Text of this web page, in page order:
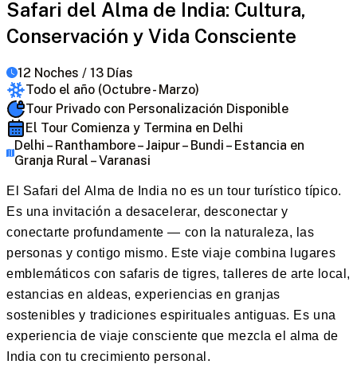
Safari del Alma de India: Cultura,
Conservación y Vida Consciente
12 Noches / 13 Días
Todo el año (Octubre - Marzo)
Tour Privado con Personalización Disponible
El Tour Comienza y Termina en Delhi
Delhi – Ranthambore – Jaipur – Bundi – Estancia en
Granja Rural – Varanasi
El Safari del Alma de India no es un tour turístico típico.
Es una invitación a desacelerar, desconectar y
conectarte profundamente — con la naturaleza, las
personas y contigo mismo. Este viaje combina lugares
emblemáticos con safaris de tigres, talleres de arte local,
estancias en aldeas, experiencias en granjas
sostenibles y tradiciones espirituales antiguas. Es una
experiencia de viaje consciente que mezcla el alma de
India con tu crecimiento personal.